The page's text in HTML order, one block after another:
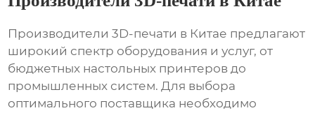
Производители 3D-печати в Китае предлагают
широкий спектр оборудования и услуг, от
бюджетных настольных принтеров до
промышленных систем. Для выбора
оптимального поставщика необходимо